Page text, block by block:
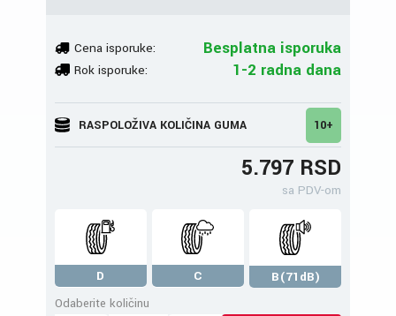
Cena isporuke: Besplatna isporuka
Rok isporuke: 1-2 radna dana
RASPOLOŽIVA KOLIČINA GUMA 10+
5.797 RSD
sa PDV-om
D C
B(71dB)
Odaberite količinu